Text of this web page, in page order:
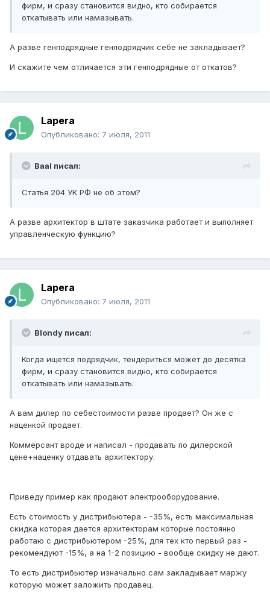
фирм, и сразу становится видно, кто собирается
откатывать или намазывать.
А разве генподрядные генподрядчик себе не закладывает?
И скажите чем отличается эти генподрядные от откатов?
Lapera
Опубликовано: 7 июля, 2011
Baal писал:
Статья 204 УК РФ не об этом?
А разве архитектор в штате заказчика работает и выполняет
управленческую функцию?
Lapera
Опубликовано: 7 июля, 2011
Blondy писал:
Когда ищется подрядчик, тендериться может до десятка
фирм, и сразу становится видно, кто собирается
откатывать или намазывать.
А вам дилер по себестоимости разве продает? Он же с
наценкой продает.
Коммерсант вроде и написал - продавать по дилерской
цене+наценку отдавать архитектору.
Приведу пример как продают электрооборудование.
Есть стоимость у дистрибьютера - -35%, есть максимальная
скидка которая дается архитекторам которые постоянно
работаю с дистрибьютером -25%, для тех кто первый раз -
рекомендуют -15%, а на 1-2 позицию - вообще скидку не дают.
То есть дистрибьютер изначально сам закладывает маржу
которую может заложить продавец.